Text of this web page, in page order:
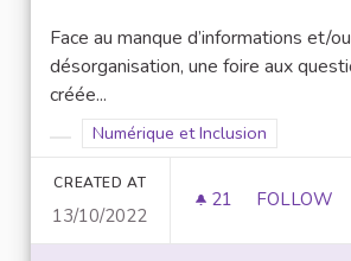
Face au manque d’informations et/
désorganisation, une foire aux
créée...
Filter results for category:
Filter results for scope:
Numérique et Inclusion
CREATED AT
13/10/2022
21 21
FOLLOW